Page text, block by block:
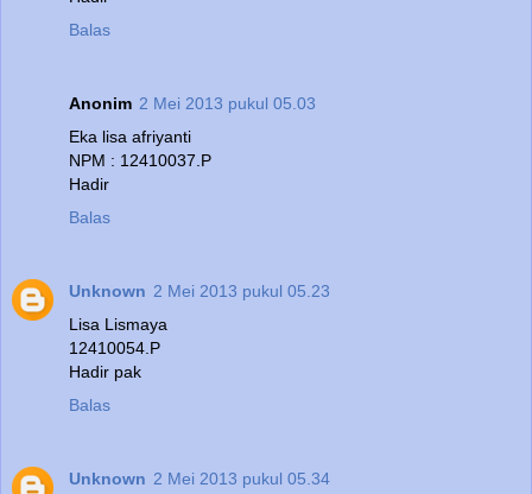
Balas
Anonim 2 Mei 2013 pukul 05.03
Eka lisa afriyanti
NPM : 12410037.P
Hadir
Balas
Unknown 2 Mei 2013 pukul 05.23
Lisa Lismaya
12410054.P
Hadir pak
Balas
Unknown 2 Mei 2013 pukul 05.34